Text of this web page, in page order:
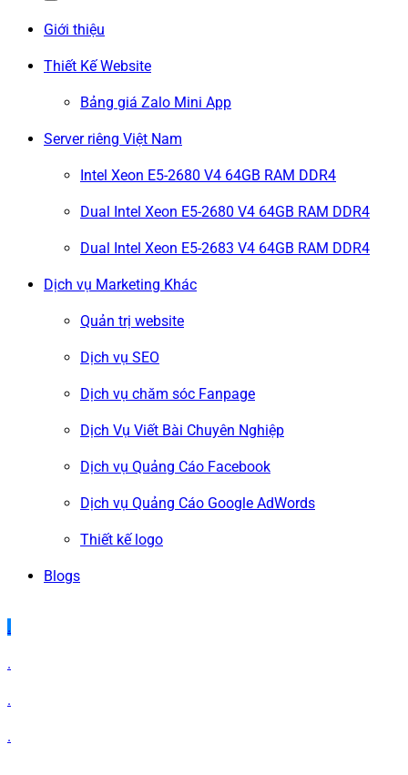
Giới thiệu
Thiết Kế Website
Bảng giá Zalo Mini App
Server riêng Việt Nam
Intel Xeon E5-2680 V4 64GB RAM DDR4
Dual Intel Xeon E5-2680 V4 64GB RAM DDR4
Dual Intel Xeon E5-2683 V4 64GB RAM DDR4
Dịch vụ Marketing Khác
Quản trị website
Dịch vụ SEO
Dịch vụ chăm sóc Fanpage
Dịch Vụ Viết Bài Chuyên Nghiệp
Dịch vụ Quảng Cáo Facebook
Dịch vụ Quảng Cáo Google AdWords
Thiết kế logo
Blogs
.
.
.
.